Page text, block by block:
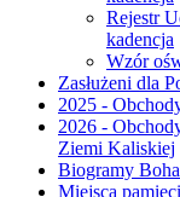
Rejestr
kadencja
Wzór
Zasłużeni dla
2025 -
2026 -
Ziemi Kaliskiej
Biogramy
Miejsca